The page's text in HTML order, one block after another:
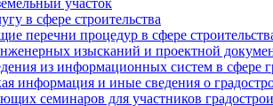
участок
в сфере строительства
перечни процедур в сфере
изысканий и проектной
из информационных систем в сфере
информация и иные сведения о
семинаров для участников